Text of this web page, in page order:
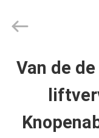
HUIS
PRODUCTEN
SUNNY
ELEVATOR
Rights
Reserved.Van de